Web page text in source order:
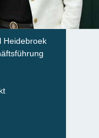
Heidebroek